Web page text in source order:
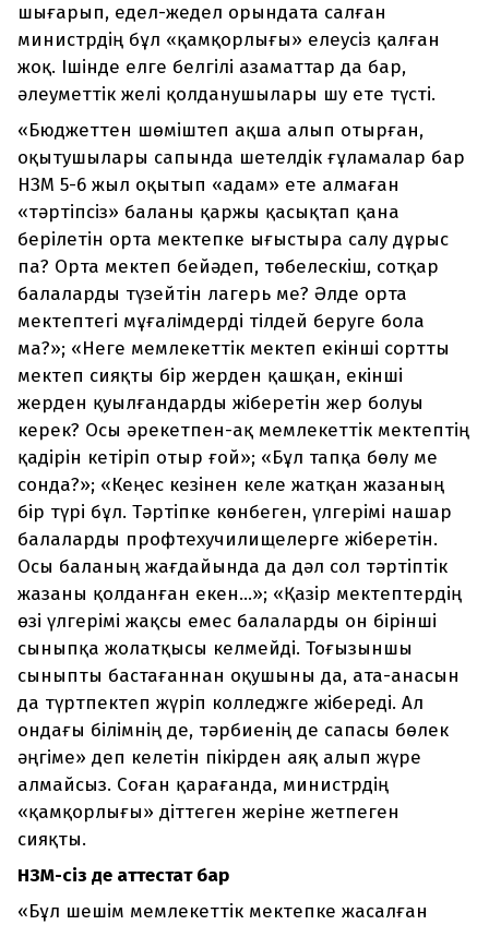
шығарып, едел-жедел орындата салған
министрдің бұл «қамқорлығы» елеусіз қалған
жоқ. Ішінде елге белгілі азаматтар да бар,
әлеуметтік желі қолданушылары шу ете түсті.
«Бюджеттен шөміштеп ақша алып отырған,
оқытушылары сапында шетелдік ғұламалар бар
НЗМ 5-6 жыл оқытып «адам» ете алмаған
«тәртіпсіз» баланы қаржы қасықтап қана
берілетін орта мектепке ығыстыра салу дұрыс
па? Орта мектеп бейәдеп, төбелескіш, сотқар
балаларды түзейтін лагерь ме? Әлде орта
мектептегі мұғалімдерді тілдей беруге бола
ма?»; «Неге мемлекеттік мектеп екінші сортты
мектеп сияқты бір жерден қашқан, екінші
жерден қуылғандарды жіберетін жер болуы
керек? Осы әрекетпен-ақ мемлекеттік мектептің
қадірін кетіріп отыр ғой»; «Бұл тапқа бөлу ме
сонда?»; «Кеңес кезінен келе жатқан жазаның
бір түрі бұл. Тәртіпке көнбеген, үлгерімі нашар
балаларды профтехучилищелерге жіберетін.
Осы баланың жағдайында да дәл сол тәртіптік
жазаны қолданған екен...»; «Қазір мектептердің
өзі үлгерімі жақсы емес балаларды он бірінші
сыныпқа жолатқысы келмейді. Тоғызыншы
сыныпты бастағаннан оқушыны да, ата-анасын
да түртпектеп жүріп колледжге жібереді. Ал
ондағы білімнің де, тәрбиенің де сапасы бөлек
әңгіме» деп келетін пікірден аяқ алып жүре
алмайсыз. Соған қарағанда, министрдің
«қамқорлығы» діттеген жеріне жетпеген
сияқты.
НЗМ-сіз де аттестат бар
«Бұл шешім мемлекеттік мектепке жасалған